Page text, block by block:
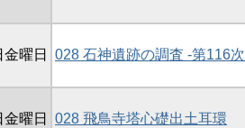
曜日 028 石神遺跡の調査 -第116次
曜日 028 飛鳥寺塔心礎出土耳環